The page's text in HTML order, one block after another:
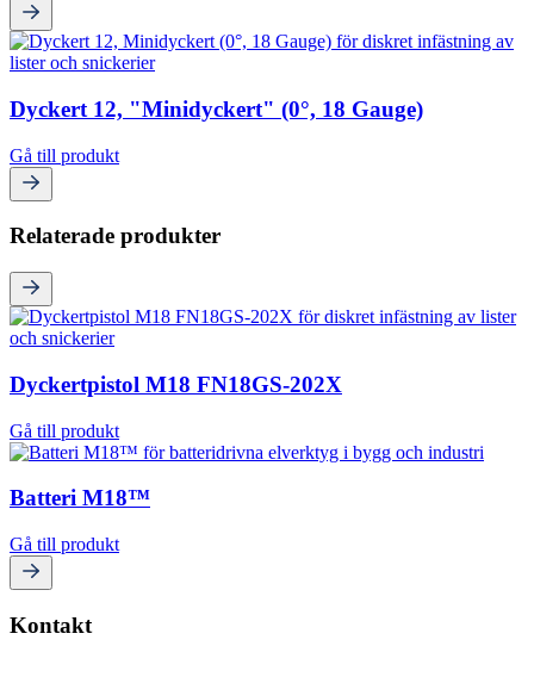
Dyckert 12, "Minidyckert" (0°, 18 Gauge)
Gå till produkt
Relaterade produkter
Dyckertpistol M18 FN18GS-202X
Gå till produkt
Batteri M18™
Gå till produkt
Kontakt